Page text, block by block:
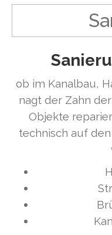
ob im Kanalbau,
nagt der Zahn
Objekte
technisch auf